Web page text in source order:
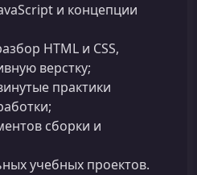
и концепции
HTML и CSS,
верстку;
практики
сборки и
учебных проектов.